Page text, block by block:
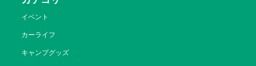
イベント
カーライフ
キャンプグッズ